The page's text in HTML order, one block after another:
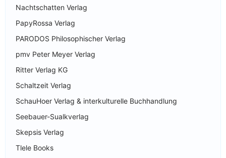
Nachtschatten Verlag
PapyRossa Verlag
PARODOS Philosophischer Verlag
pmv Peter Meyer Verlag
Ritter Verlag KG
Schaltzeit Verlag
SchauHoer Verlag & interkulturelle Buchhandlung
Seebauer-Sualkverlag
Skepsis Verlag
Tlele Books